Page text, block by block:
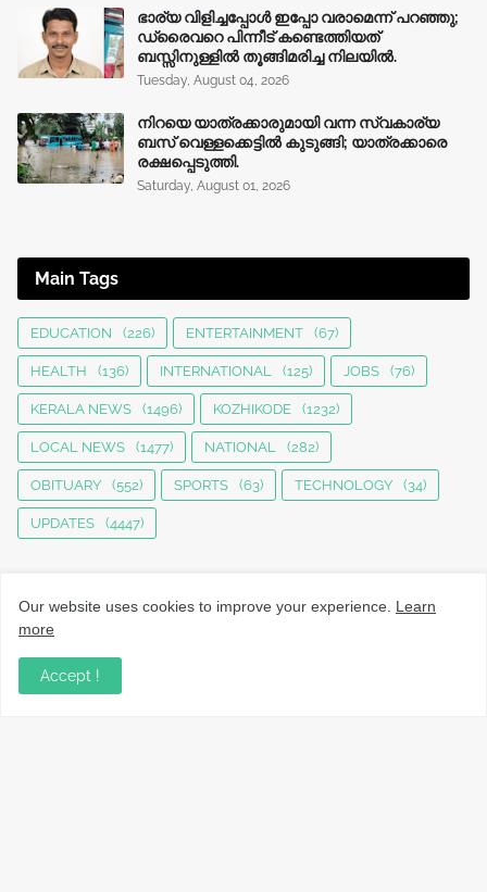
ഭാര്യ വിളിച്ചപ്പോള്‍ ഇപ്പോ വരാമെന്ന് പറഞ്ഞു;
ഡ്രൈവറെ പിന്നീട് കണ്ടെത്തിയത്
ബസ്സിനുള്ളില്‍ തൂങ്ങിമരിച്ച നിലയിൽ.
Tuesday, August 04, 2026
നിറയെ യാത്രക്കാരുമായി വന്ന സ്വകാര്യ
ബസ് വെള്ളക്കെട്ടിൽ കുടുങ്ങി; യാത്രക്കാരെ
രക്ഷപ്പെടുത്തി.
Saturday, August 01, 2026
Main Tags
EDUCATION (226) ENTERTAINMENT (67)
HEALTH (136) INTERNATIONAL (125) JOBS (76)
KERALA NEWS (1496) KOZHIKODE (1232)
LOCAL NEWS (1477) NATIONAL (282)
OBITUARY (552) SPORTS (63) TECHNOLOGY (34)
UPDATES (4447)
നാട്ടുവാർത്തകൾ, തൊഴിൽ, വിദ്യാഭ്യാസം, വാണിജ്യം,
Our website uses cookies to improve your experience. Learn
more
Accept !